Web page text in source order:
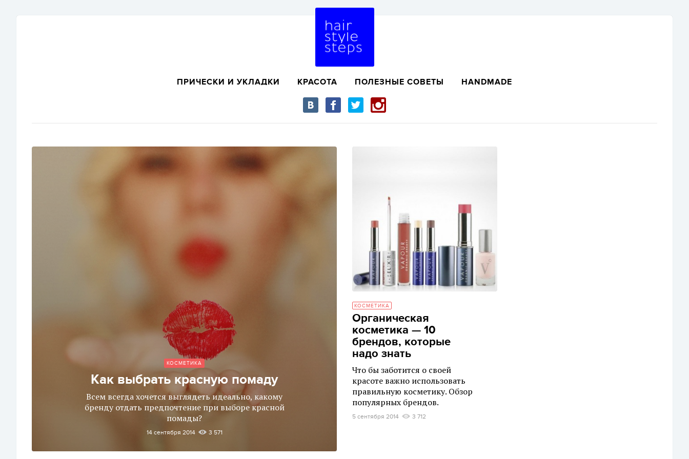
ПРИЧЕСКИ И УКЛАДКИ КРАСОТА ПОЛЕЗНЫЕ СОВЕТЫ HANDMADE
КОСМЕТИКА
Как выбрать красную помаду
Всем всегда хочется выглядеть идеально, какому
бренду отдать предпочтение при выборе красной
помады?
14 сентября 2014 3 571
КОСМЕТИКА
Органическая
косметика — 10
брендов, которые
надо знать
Что бы заботится о своей
красоте важно использовать
правильную косметику. Обзор
популярных брендов.
5 сентября 2014 3 712